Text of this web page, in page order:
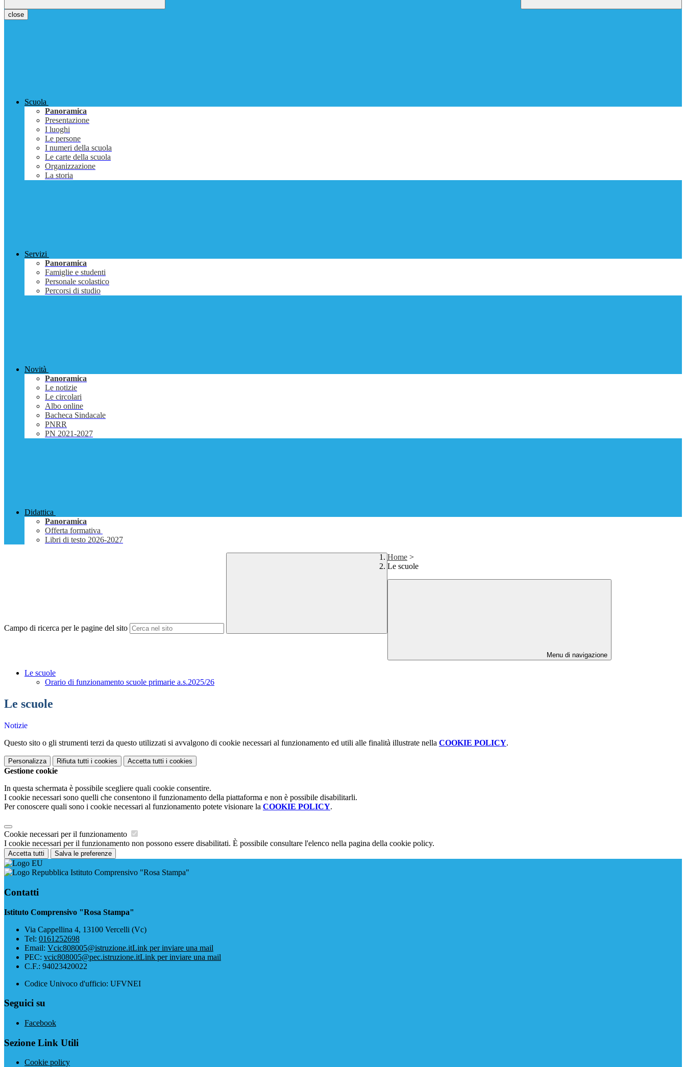
close
Scuola
Panoramica
Presentazione
I luoghi
Le persone
I numeri della scuola
Le carte della scuola
Organizzazione
La storia
Servizi
Panoramica
Famiglie e studenti
Personale scolastico
Percorsi di studio
Novità
Panoramica
Le notizie
Le circolari
Albo online
Bacheca Sindacale
PNRR
PN 2021-2027
Didattica
Panoramica
Offerta formativa
Libri di testo 2026-2027
Campo di ricerca per le pagine del sito
Home >
Le scuole
Menu di navigazione
Le scuole
Orario di funzionamento scuole primarie a.s.2025/26
Le scuole
Notizie
Questo sito o gli strumenti terzi da questo utilizzati si avvalgono di cookie necessari al funzionamento ed utili alle finalità illustrate nella COOKIE POLICY.
Personalizza Rifiuta tutti i cookies Accetta tutti i cookies
Gestione cookie
In questa schermata è possibile scegliere quali cookie consentire.
I cookie necessari sono quelli che consentono il funzionamento della piattaforma e non è possibile disabilitarli.
Per conoscere quali sono i cookie necessari al funzionamento potete visionare la COOKIE POLICY.
Cookie necessari per il funzionamento
I cookie necessari per il funzionamento non possono essere disabilitati. È possibile consultare l'elenco nella pagina della cookie policy.
Accetta tutti Salva le preferenze
Istituto Comprensivo "Rosa Stampa"
Contatti
Istituto Comprensivo "Rosa Stampa"
Via Cappellina 4, 13100 Vercelli (Vc)
Tel: 0161252698
Email: Vcic808005@istruzione.itLink per inviare una mail
PEC: vcic808005@pec.istruzione.itLink per inviare una mail
C.F.: 94023420022
Codice Univoco d'ufficio: UFVNEI
Seguici su
Facebook
Sezione Link Utili
Cookie policy